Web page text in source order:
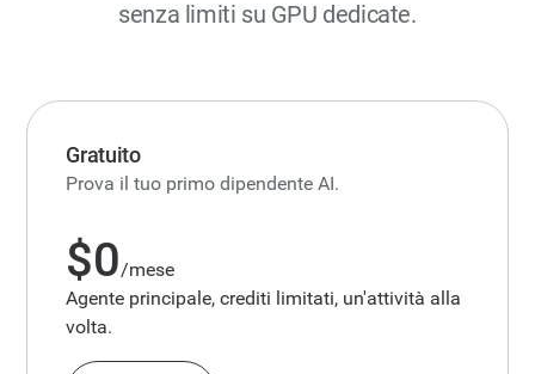
senza limiti su GPU dedicate.
Gratuito
Prova il tuo primo dipendente AI.
$0/mese
Agente principale, crediti limitati, un'attività alla
volta.